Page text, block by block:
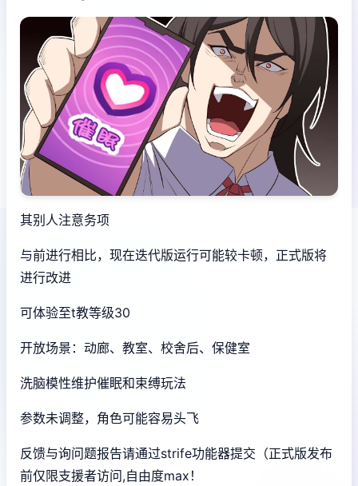
其别人注意务项
与前进行相比，现在迭代版运行可能较卡顿，正式版将
进行改进
可体验至t教等级30
开放场景：动廊、教室、校舍后、保健室
洗脑模性维护催眠和束缚玩法
参数未调整，角色可能容易头飞
反馈与询问题报告请通过strife功能器提交（正式版发布
前仅限支援者访问,自由度max！